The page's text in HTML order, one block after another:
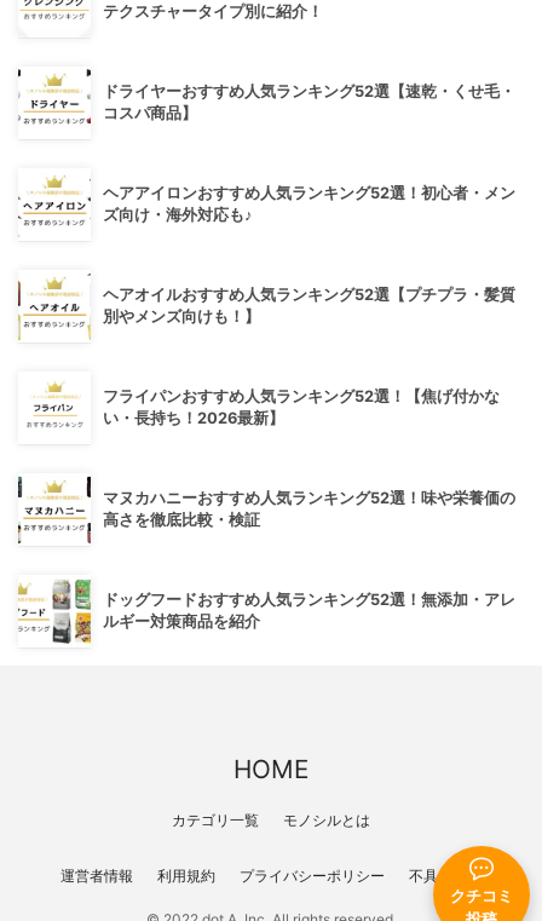
クチコミ
テクスチャータイプ別に紹介！
ドライヤーおすすめ人気ランキング52選【速乾・くせ毛・
コスパ商品】
ヘアアイロンおすすめ人気ランキング52選！初心者・メン
ズ向け・海外対応も♪
ヘアオイルおすすめ人気ランキング52選【プチプラ・髪質
別やメンズ向けも！】
フライパンおすすめ人気ランキング52選！【焦げ付かな
い・長持ち！2026最新】
マヌカハニーおすすめ人気ランキング52選！味や栄養価の
高さを徹底比較・検証
ドッグフードおすすめ人気ランキング52選！無添加・アレ
ルギー対策商品を紹介
HOME
カテゴリ一覧 モノシルとは
運営者情報 利用規約 プライバシーポリシー 不具合報告